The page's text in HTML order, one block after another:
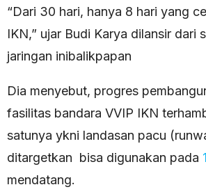
“Dari 30 hari, hanya 8 hari yang
IKN,” ujar Budi Karya dilansir dari
jaringan inibalikpapan
Dia menyebut, progres
fasilitas bandara VVIP IKN
satunya ykni landasan pacu
ditargetkan bisa digunakan pada
mendatang.